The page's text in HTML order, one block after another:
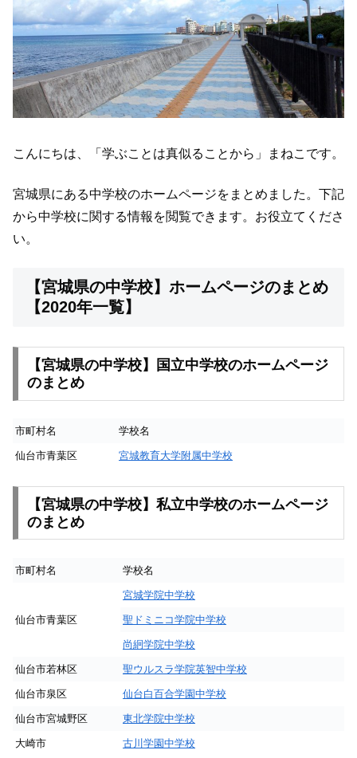
こんにちは、「学ぶことは真似ることから」まねこです。
宮城県にある中学校のホームページをまとめました。下記
から中学校に関する情報を閲覧できます。お役立てくださ
い。
【宮城県の中学校】ホームページのまとめ
【2020年一覧】
【宮城県の中学校】国立中学校のホームページ
のまとめ
市町村名 学校名
仙台市青葉区 宮城教育大学附属中学校
【宮城県の中学校】私立中学校のホームページ
のまとめ
市町村名 学校名
仙台市青葉区
宮城学院中学校
聖ドミニコ学院中学校
尚絅学院中学校
仙台市若林区 聖ウルスラ学院英智中学校
仙台市泉区 仙台白百合学園中学校
仙台市宮城野区 東北学院中学校
大崎市 古川学園中学校